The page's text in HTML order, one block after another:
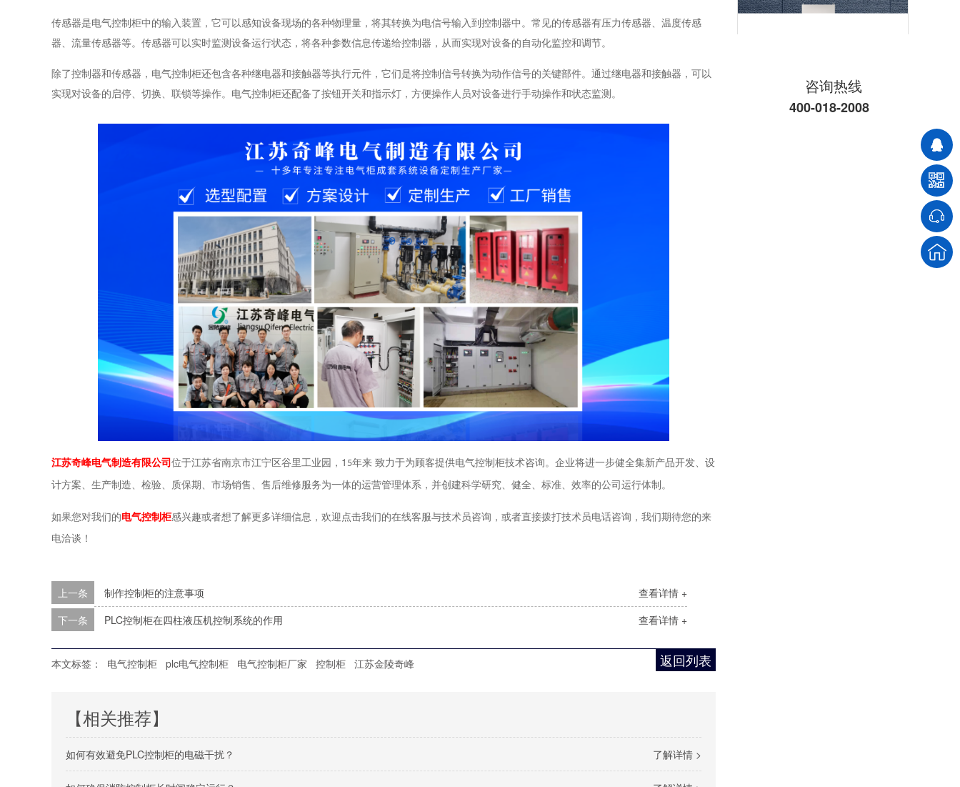
传感器是电气控制柜中的输入装置，它可以感知设备现场的各种物理量，将其转换为电信号输入到控制器中。常见的传感器有压力传感器、温度传感
器、流量传感器等。传感器可以实时监测设备运行状态，将各种参数信息传递给控制器，从而实现对设备的自动化监控和调节。
除了控制器和传感器，电气控制柜还包含各种继电器和接触器等执行元件，它们是将控制信号转换为动作信号的关键部件。通过继电器和接触器，可以
实现对设备的启停、切换、联锁等操作。电气控制柜还配备了按钮开关和指示灯，方便操作人员对设备进行手动操作和状态监测。
江苏奇峰电气制造有限公司 位于江苏省南京市江宁区谷里工业园， 1 5年来 致力于为顾客提供电气控制柜技术咨询。企业将进一步健全集新产品开发、设
计方案、生产制造、检验、质保期、市场销售、售后维修服务为一体的运营管理体系，并创建科学研究、健全、标准、效率的公司运行体制。
如果您对我们的电气控制柜感兴趣或者想了解更多详细信息，欢迎点击我们的在线客服与技术员咨询，或者直接拨打技术员电话咨询，我们期待您的来
电洽谈！
查看详情 +
上一条
制作控制柜的注意事项
查看详情 +
下一条 PLC控制柜在四柱液压机控制系统的作用
返回列表
本文标签： 电气控制柜 plc电气控制柜 电气控制柜厂家 控制柜 江苏金陵奇峰
【相关推荐】
了解详情 >
如何有效避免PLC控制柜的电磁干扰？
咨询热线
400-018-2008